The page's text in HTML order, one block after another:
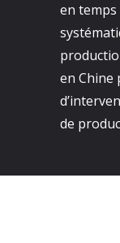
en
en Chine
de